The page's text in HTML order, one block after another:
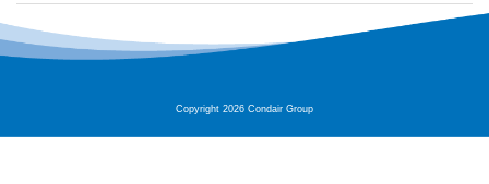
Copyright 2026 Condair Group